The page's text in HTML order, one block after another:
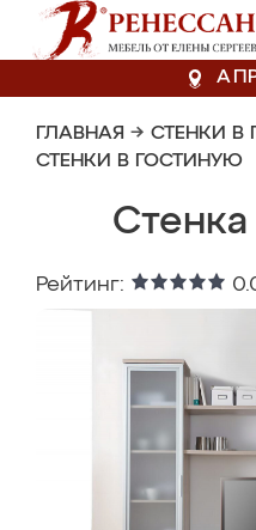
ГЛАВНАЯ → СТЕНКИ В
СТЕНКИ В ГОСТИНУЮ
Рейтинг: